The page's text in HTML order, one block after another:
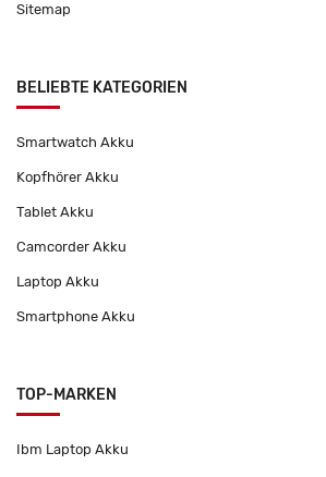
Sitemap
BELIEBTE KATEGORIEN
Smartwatch Akku
Kopfhörer Akku
Tablet Akku
Camcorder Akku
Laptop Akku
Smartphone Akku
TOP-MARKEN
Ibm Laptop Akku